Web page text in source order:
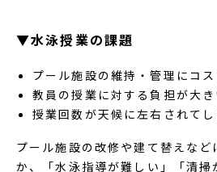
▼水泳授業の課題
プール施設の維持・管理にコ
教員の授業に対する負担が大き
授業回数が天候に左右されてし
プール施設の改修や建て替えな
か、「水泳指導が難しい」「清